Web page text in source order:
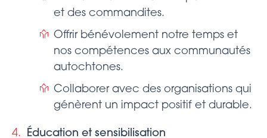
et des commandites.
Offrir bénévolement notre temps et
nos compétences aux communautés
autochtones.
Collaborer avec des organisations qui
génèrent un impact positif et durable.
Éducation et sensibilisation